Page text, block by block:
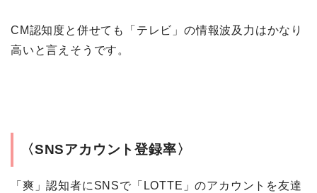
CM認知度と併せても「テレビ」の情報波及力はかなり
高いと言えそうです。
〈SNSアカウント登録率〉
「爽」認知者にSNSで「LOTTE」のアカウントを友達